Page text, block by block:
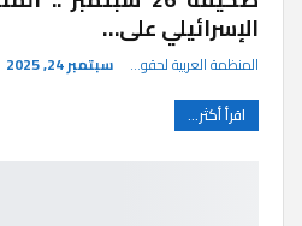
الإسرائيلي على…
المنظمة العربية لحقوق الإنسان سبتمبر 24, 2025
اقرأ أكثر...